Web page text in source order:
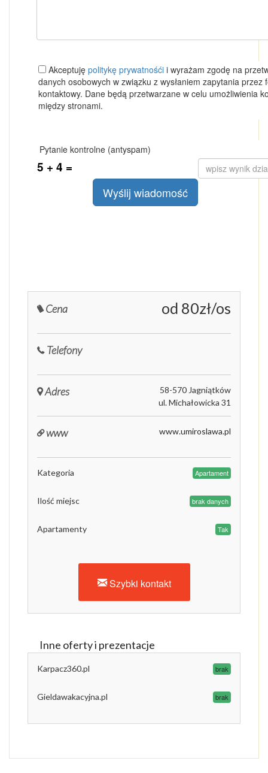
Cena od 80zł/os
Telefony
Adres
58-570 Jagniątków
ul. Michałowicka 31
www www.umiroslawa.pl
Kategoria Apartament
Ilość miejsc brak danych
Apartamenty Tak
Szybki kontakt
Inne oferty i prezentacje
Karpacz360.pl brak
Gieldawakacyjna.pl brak